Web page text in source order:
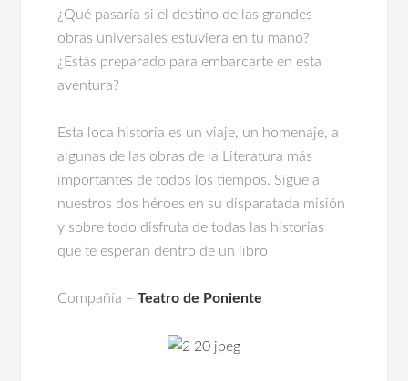
¿Qué pasaría si el destino de las grandes
obras universales estuviera en tu mano?
¿Estás preparado para embarcarte en esta
aventura?
Esta loca historia es un viaje, un homenaje, a
algunas de las obras de la Literatura más
importantes de todos los tiempos. Sigue a
nuestros dos héroes en su disparatada misión
y sobre todo disfruta de todas las historias
que te esperan dentro de un libro
Compañía –Teatro de Poniente